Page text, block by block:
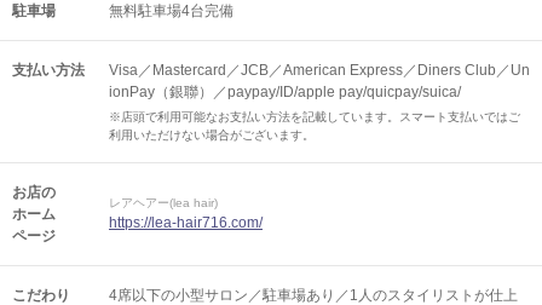
駐車場 無料駐車場4台完備
支払い方法
Visa／Mastercard／JCB／American Express／Diners Club／Un
ionPay（銀聯）／paypay/ID/apple pay/quicpay/suica/
※店頭で利用可能なお支払い方法を記載しています。スマート支払いではご
利用いただけない場合がございます。
お店の
ホーム
ページ
レアヘアー(lea hair)
https://lea-hair716.com/
こだわり
4席以下の小型サロン／駐車場あり／1人のスタイリストが仕上